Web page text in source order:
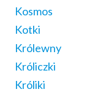
Kosmos
Kotki
Królewny
Króliczki
Króliki